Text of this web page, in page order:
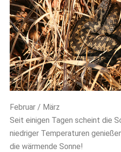
Februar / März
Seit einigen Tagen scheint die
niedriger Temperaturen
die wärmende Sonne!